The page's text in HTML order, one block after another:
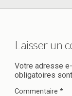
Laisser un
Votre adresse
obligatoires
Commentaire *